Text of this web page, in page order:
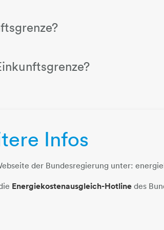
Infos
der Bundesregierung unter:
Energiekostenausgleich-Hotline des